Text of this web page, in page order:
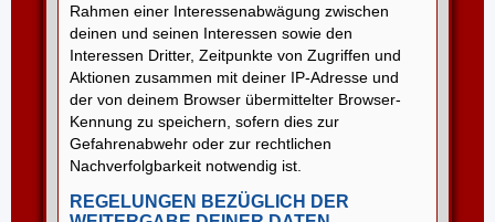
Rahmen einer Interessenabwägung zwischen
deinen und seinen Interessen sowie den
Interessen Dritter, Zeitpunkte von Zugriffen und
Aktionen zusammen mit deiner IP-Adresse und
der von deinem Browser übermittelter Browser-
Kennung zu speichern, sofern dies zur
Gefahrenabwehr oder zur rechtlichen
Nachverfolgbarkeit notwendig ist.
REGELUNGEN BEZÜGLICH DER